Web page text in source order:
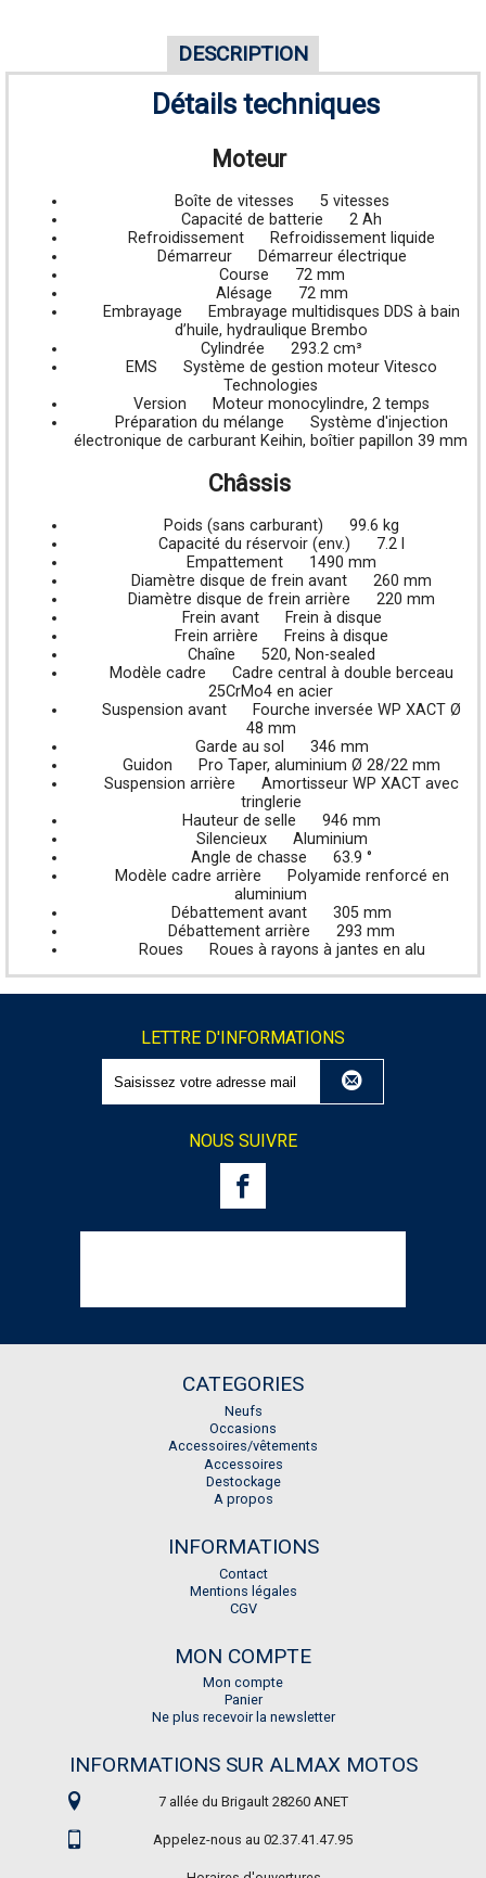
DESCRIPTION
Détails techniques
Moteur
Boîte de vitesses
5 vitesses
Capacité de batterie
2 Ah
Refroidissement
Refroidissement liquide
Démarreur
Démarreur électrique
Course
72 mm
Alésage
72 mm
Embrayage
Embrayage multidisques DDS à bain
d’huile, hydraulique Brembo
Cylindrée
293.2 cm³
EMS
Système de gestion moteur Vitesco
Technologies
Version
Moteur monocylindre, 2 temps
Préparation du mélange
Système d'injection
électronique de carburant Keihin, boîtier papillon 39 mm
Châssis
Poids (sans carburant)
99.6 kg
Capacité du réservoir (env.)
7.2 l
Empattement
1490 mm
Diamètre disque de frein avant
260 mm
Diamètre disque de frein arrière
220 mm
Frein avant
Frein à disque
Frein arrière
Freins à disque
Chaîne
520, Non-sealed
Modèle cadre
Cadre central à double berceau
25CrMo4 en acier
Suspension avant
Fourche inversée WP XACT Ø
48 mm
Garde au sol
346 mm
Guidon
Pro Taper, aluminium Ø 28/22 mm
Suspension arrière
Amortisseur WP XACT avec
tringlerie
Hauteur de selle
946 mm
Silencieux
Aluminium
Angle de chasse
63.9 °
Modèle cadre arrière
Polyamide renforcé en
aluminium
Débattement avant
305 mm
Débattement arrière
293 mm
Roues
Roues à rayons à jantes en alu
LETTRE D'INFORMATIONS
NOUS SUIVRE
CATEGORIES
Neufs
Occasions
Accessoires/vêtements
Accessoires
Destockage
A propos
INFORMATIONS
Contact
Mentions légales
CGV
MON COMPTE
Mon compte
Panier
Ne plus recevoir la newsletter
INFORMATIONS SUR ALMAX MOTOS
7 allée du Brigault 28260 ANET
Appelez-nous au 02.37.41.47.95